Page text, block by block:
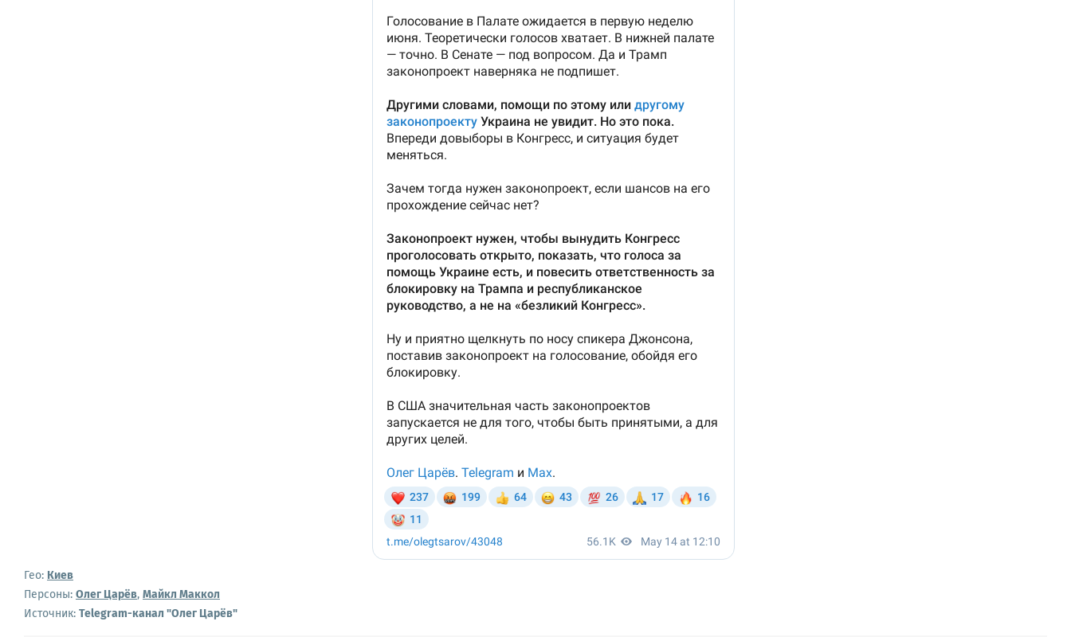
Гео: Киев
Персоны: Олег Царёв, Майкл Маккол
Источник: Telegram-канал "Олег Царёв"